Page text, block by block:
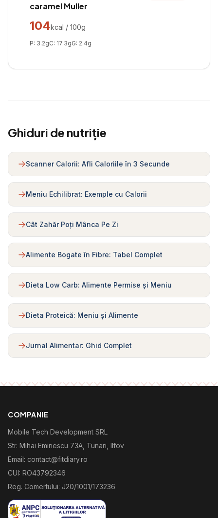
caramel Muller
104kcal / 100g
P: 3.2gC: 17.3gG: 2.4g
Ghiduri de nutriție
Scanner Calorii: Afli Caloriile în 3 Secunde
Meniu Echilibrat: Exemple cu Calorii
Cât Zahăr Poți Mânca Pe Zi
Alimente Bogate în Fibre: Tabel Complet
Dieta Low Carb: Alimente Permise și Meniu
Dieta Proteică: Meniu și Alimente
Jurnal Alimentar: Ghid Complet
COMPANIE
Mobile Tech Development SRL
Str. Mihai Eminescu 73A, Tunari, Ilfov
Email: contact@fitdiary.ro
CUI: RO43792346
Reg. Comertului: J20/1001/173236